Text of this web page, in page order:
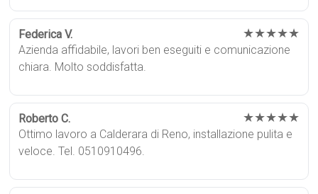
Federica V. ★★★★★
Azienda affidabile, lavori ben eseguiti e comunicazione
chiara. Molto soddisfatta.
Roberto C. ★★★★★
Ottimo lavoro a Calderara di Reno, installazione pulita e
veloce. Tel. 0510910496.